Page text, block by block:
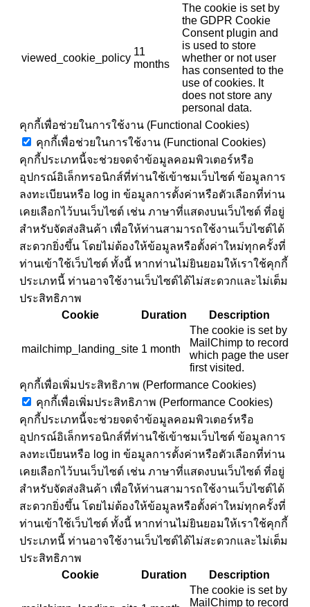
viewed_cookie_policy
11
months
The cookie is set by
the GDPR Cookie
Consent plugin and
is used to store
whether or not user
has consented to the
use of cookies. It
does not store any
personal data.
คุกกี้เพื่อช่วยในการใช้งาน (Functional Cookies)
คุกกี้เพื่อช่วยในการใช้งาน (Functional Cookies)
คุกกี้ประเภทนี้จะช่วยจดจำข้อมูลคอมพิวเตอร์หรือ
อุปกรณ์อิเล็กทรอนิกส์ที่ท่านใช้เข้าชมเว็บไซต์ ข้อมูลการ
ลงทะเบียนหรือ log in ข้อมูลการตั้งค่าหรือตัวเลือกที่ท่าน
เคยเลือกไว้บนเว็บไซต์ เช่น ภาษาที่แสดงบนเว็บไซต์ ที่อยู่
สำหรับจัดส่งสินค้า เพื่อให้ท่านสามารถใช้งานเว็บไซต์ได้
สะดวกยิ่งขึ้น โดยไม่ต้องให้ข้อมูลหรือตั้งค่าใหม่ทุกครั้งที่
ท่านเข้าใช้เว็บไซต์ ทั้งนี้ หากท่านไม่ยินยอมให้เราใช้คุกกี้
ประเภทนี้ ท่านอาจใช้งานเว็บไซต์ได้ไม่สะดวกและไม่เต็ม
ประสิทธิภาพ
Cookie
Duration Description
mailchimp_landing_site 1 month
The cookie is set by
MailChimp to record
which page the user
first visited.
คุกกี้เพื่อเพิ่มประสิทธิภาพ (Performance Cookies)
คุกกี้เพื่อเพิ่มประสิทธิภาพ (Performance Cookies)
คุกกี้ประเภทนี้จะช่วยจดจำข้อมูลคอมพิวเตอร์หรือ
อุปกรณ์อิเล็กทรอนิกส์ที่ท่านใช้เข้าชมเว็บไซต์ ข้อมูลการ
ลงทะเบียนหรือ log in ข้อมูลการตั้งค่าหรือตัวเลือกที่ท่าน
เคยเลือกไว้บนเว็บไซต์ เช่น ภาษาที่แสดงบนเว็บไซต์ ที่อยู่
สำหรับจัดส่งสินค้า เพื่อให้ท่านสามารถใช้งานเว็บไซต์ได้
สะดวกยิ่งขึ้น โดยไม่ต้องให้ข้อมูลหรือตั้งค่าใหม่ทุกครั้งที่
ท่านเข้าใช้เว็บไซต์ ทั้งนี้ หากท่านไม่ยินยอมให้เราใช้คุกกี้
ประเภทนี้ ท่านอาจใช้งานเว็บไซต์ได้ไม่สะดวกและไม่เต็ม
ประสิทธิภาพ
Cookie
Duration Description
The cookie is set by
MailChimp to record